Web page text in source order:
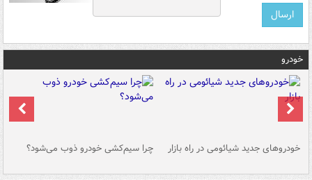
خودرو
خودروهای جدید شیائومی در راه بازار چرا سیم‌کشی خودرو ذوب می‌شود؟